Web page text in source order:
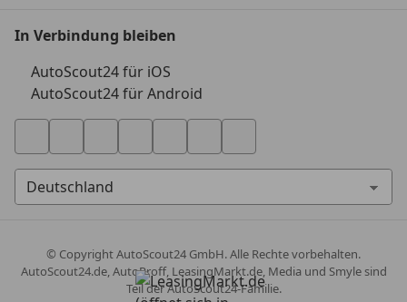
In Verbindung bleiben
AutoScout24 für iOS
AutoScout24 für Android
© CopyrightAutoScout24 GmbH. Alle Rechte vorbehalten.
AutoScout24.de, AutoProff, LeasingMarkt.de, Media und Smyle sind
Teil der AutoScout24-Familie.